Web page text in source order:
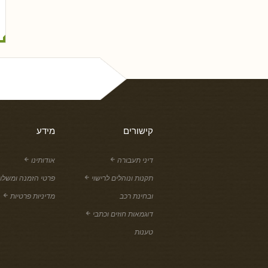
מידע
אודותינו
פרטי הזמנה
מדיניות פרטיות
קישורים
דיני תעבורה
תקנות ונוהלים לרישוי
ובחינת רכב
דוגמאות חוזים וכתבי
טענות